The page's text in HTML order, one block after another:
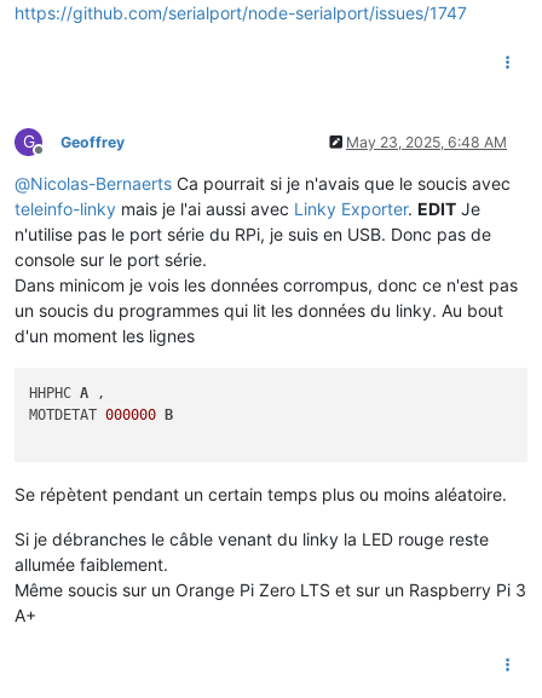
10:31:15.771 DEBUG
]
10:31:15.812 DEBUG teleinfo2mqtt: Split frame
10:31:15.812  WARN teleinfo2mqtt: Invalid value received
10:31:15.853 DEBUG teleinfo2mqtt: Split frame [ER
10:31:15.853  WARN teleinfo2mqtt: Invalid value received
https://github.com/serialport/node-serialport/issues/1747
G
Offline
Geoffrey May 23, 2025, 6:48 AM
@Nicolas-Bernaerts Ca pourrait si je n'avais que le soucis avec
teleinfo-linky mais je l'ai aussi avec Linky Exporter. EDIT Je
n'utilise pas le port série du RPi, je suis en USB. Donc pas de
console sur le port série.
Dans minicom je vois les données corrompus, donc ce n'est pas
un soucis du programmes qui lit les données du linky. Au bout
d'un moment les lignes
HHPHC A ,
MOTDETAT 000000 B
Se répètent pendant un certain temps plus ou moins aléatoire.
Si je débranches le câble venant du linky la LED rouge reste
allumée faiblement.
Même soucis sur un Orange Pi Zero LTS et sur un Raspberry Pi 3
A+